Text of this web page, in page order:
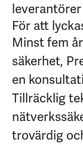
För att
Minst fem
säkerhet,
en
Tillräcklig
trovärdig